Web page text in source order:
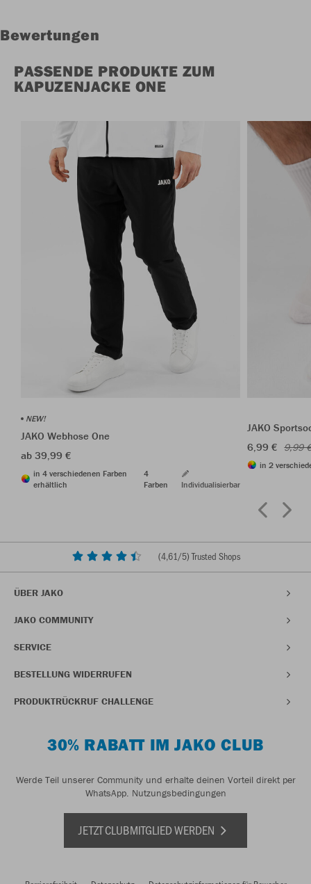
Bewertungen
PASSENDE PRODUKTE ZUM
KAPUZENJACKE ONE
NEW!
JAKO Webhose One
ab 39,99 €
in 4 verschiedenen Farben
erhältlich
4
Farben
Individualisierbar
JAKO
6,99 € 9,99
in 2
(4,61/5) Trusted Shops
ÜBER JAKO
JAKO COMMUNITY
SERVICE
BESTELLUNG WIDERRUFEN
PRODUKTRÜCKRUF CHALLENGE
30% RABATT IM JAKO CLUB
Werde Teil unserer Community und erhalte deinen Vorteil direkt per
WhatsApp. Nutzungsbedingungen
JETZT CLUBMITGLIED WERDEN